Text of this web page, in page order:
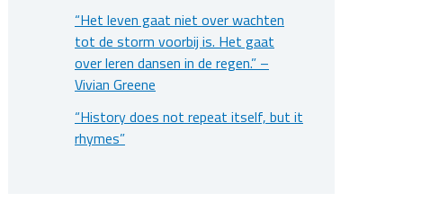
“Het leven gaat niet over wachten
tot de storm voorbij is. Het gaat
over leren dansen in de regen.” –
Vivian Greene
“History does not repeat itself, but it
rhymes”